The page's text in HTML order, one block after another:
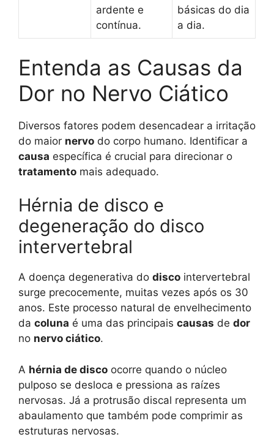
ardente e
contínua.
básicas do dia
a dia.
Entenda as Causas da
Dor no Nervo Ciático
Diversos fatores podem desencadear a irritação
do maior nervo do corpo humano. Identificar a
causa específica é crucial para direcionar o
tratamento mais adequado.
Hérnia de disco e
degeneração do disco
intervertebral
A doença degenerativa do disco intervertebral
surge precocemente, muitas vezes após os 30
anos. Este processo natural de envelhecimento
da coluna é uma das principais causas de dor
no nervo ciático.
A hérnia de disco ocorre quando o núcleo
pulposo se desloca e pressiona as raízes
nervosas. Já a protrusão discal representa um
abaulamento que também pode comprimir as
estruturas nervosas.